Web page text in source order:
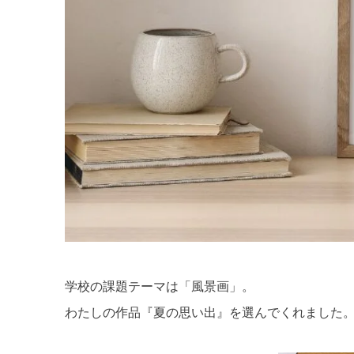
学校の課題テーマは「風景画」。
わたしの作品『夏の思い出』を選んでくれました